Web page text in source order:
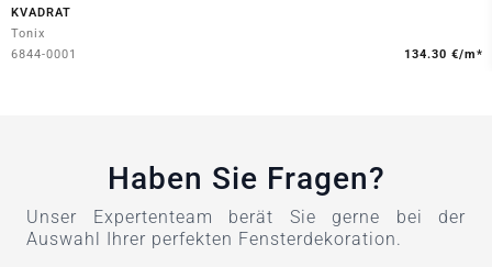
KVADRAT
Tonix
6844-0001
134.30 €/m*
Haben Sie Fragen?
Unser Expertenteam berät Sie gerne bei der
Auswahl Ihrer perfekten Fensterdekoration.